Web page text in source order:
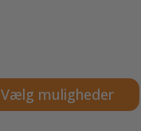
Vælg muligheder